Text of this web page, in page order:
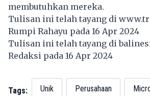
membutuhkan mereka.
Tulisan ini telah tayang di
Rumpi Rahayu pada 16 Apr 2024
Tulisan ini telah tayang di
Redaksi pada 16 Apr 2024
Tags: Unik Perusahaan